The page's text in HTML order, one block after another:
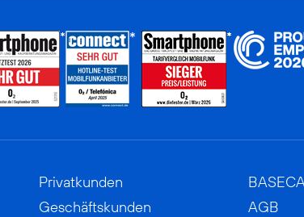
Privatkunden
Geschäftskunden
AGB